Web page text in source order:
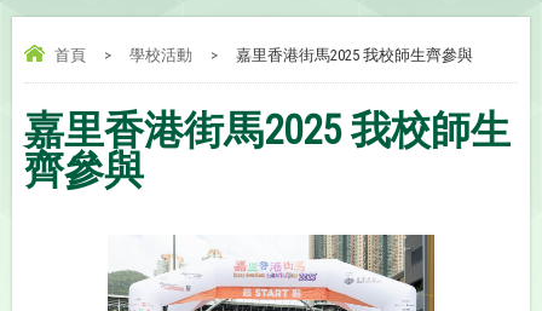
首頁 > 學校活動 > 嘉里香港街馬‍2025 我校師生齊參與
嘉里香港街馬‍2025 我校師生
齊參與